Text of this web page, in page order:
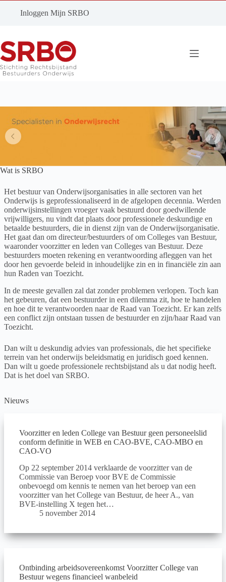
Inloggen Mijn SRBO
Wat is SRBO
Het bestuur van Onderwijsorganisaties in alle sectoren van het
Onderwijs is geprofessionaliseerd in de afgelopen decennia. Werden
onderwijsinstellingen vroeger vaak bestuurd door goedwillende
vrijwilligers, nu vindt dat plaats door professionele deskundige en
betaalde bestuurders, die in dienst zijn van de Onderwijsorganisatie.
Het gaat dan om directeur/bestuurders of om Colleges van Bestuur,
waaronder voorzitter en leden van Colleges van Bestuur. Deze
bestuurders moeten rekening en verantwoording afleggen van het
door hen gevoerde beleid in inhoudelijke zin en in financiële zin aan
hun Raden van Toezicht.
In de meeste gevallen zal dat zonder problemen verlopen. Toch kan
het gebeuren, dat een bestuurder in een dilemma zit, hoe te handelen
en hoe dit te verantwoorden naar de Raad van Toezicht. Er kan zelfs
een conflict zijn ontstaan tussen de bestuurder en zijn/haar Raad van
Toezicht.
Dan wilt u deskundig advies van professionals, die het specifieke
terrein van het onderwijs beleidsmatig en juridisch goed kennen.
Dan wilt u goede professionele rechtsbijstand als u dat nodig heeft.
Dat is het doel van SRBO.
Nieuws
Voorzitter en leden College van Bestuur geen personeelslid
conform definitie in WEB en CAO-BVE, CAO-MBO en
CAO-VO
Op 22 september 2014 verklaarde de voorzitter van de
Commissie van Beroep voor BVE de Commissie
onbevoegd om kennis te nemen van het beroep van een
voorzitter van het College van Bestuur, de heer A., van
BVE-instelling X tegen het…
5 november 2014
Ontbinding arbeidsovereenkomst Voorzitter College van
Bestuur wegens financieel wanbeleid